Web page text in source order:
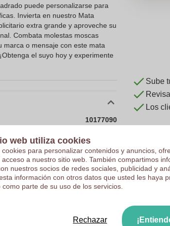
puede personalizarse para
Invierta en nuestro Mata
extra grande y aproveche su
Combata molestas moscas
marca o mensaje con este mata
el suyo hoy y experimente
10177090
350 x 90 x 8 mm
350 mm
90 mm
Sube
Los
web utiliza cookies
cookies para personalizar contenidos y anuncios,
acceso a nuestro sitio web. También compartimos
nuestros socios de redes sociales, publicidad y
información con otros datos que usted les haya
como parte de su uso de los servicios.
Rechazar